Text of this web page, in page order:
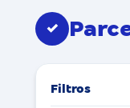
✓
Filtros